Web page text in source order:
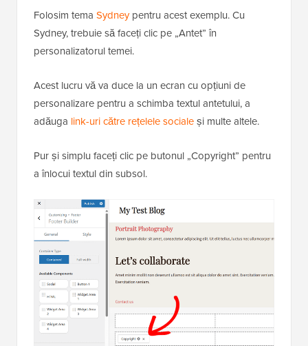
Folosim tema Sydneypentru acest exemplu. Cu
Sydney, trebuie să faceți clic pe „Antet” în
personalizatorul temei.
Acest lucru vă va duce la un ecran cu opțiuni de
personalizare pentru a schimba textul antetului, a
adăuga link-uri către rețelele socialeși multe altele.
Pur și simplu faceți clic pe butonul „Copyright” pentru
a înlocui textul din subsol.